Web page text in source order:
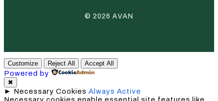
© 2026 AVAN
Customize Reject All Accept All
Powered by
✖
► Necessary Cookies Always Active